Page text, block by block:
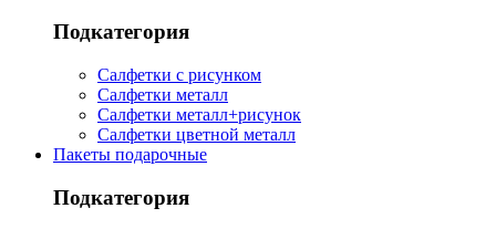
Подкатегория
Салфетки с рисунком
Салфетки металл
Салфетки металл+рисунок
Салфетки цветной металл
Пакеты подарочные
Подкатегория